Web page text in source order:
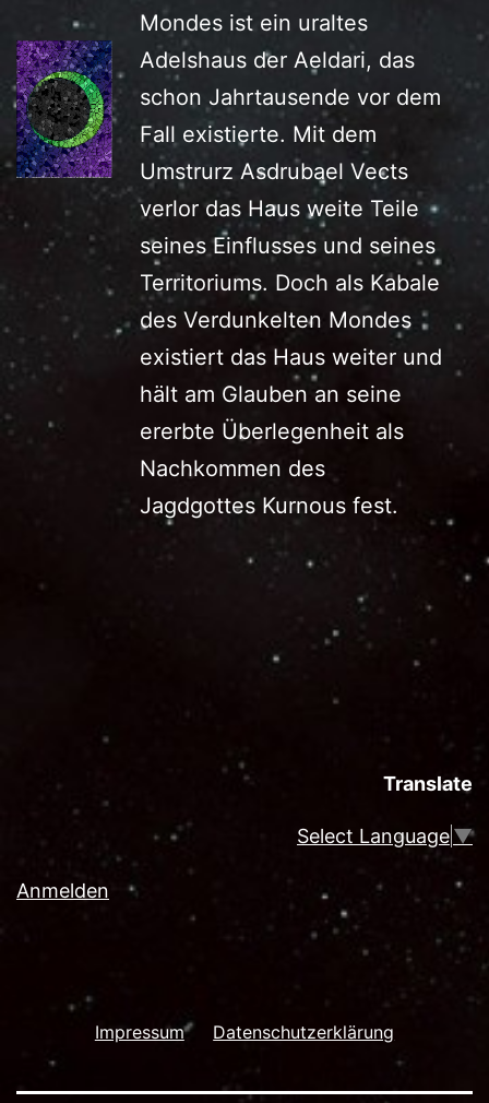
Mondes ist ein uraltes
Adelshaus der Aeldari, das
schon Jahrtausende vor dem
Fall existierte. Mit dem
Umstrurz Asdrubael Vects
verlor das Haus weite Teile
seines Einflusses und seines
Territoriums. Doch als Kabale
des Verdunkelten Mondes
existiert das Haus weiter und
hält am Glauben an seine
ererbte Überlegenheit als
Nachkommen des
Jagdgottes Kurnous fest.
Translate
Select Language▼
Anmelden
Impressum Datenschutzerklärung